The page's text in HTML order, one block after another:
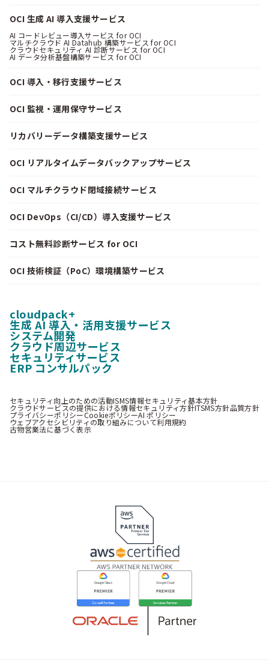
OCI 生成 AI 導入支援サービス
AI コードレビュー導入サービス for OCI
マルチクラウド AI Datahub 構築サービス for OCI
クラウドセキュリティ AI 診断サービス for OCI
AI データ分析基盤構築サービス for OCI
OCI 導入・移行支援サービス
OCI 監視・運用保守サービス
リカバリーデータ構築支援サービス
OCI リアルタイムデータバックアップサービス
OCI マルチクラウド閉域接続サービス
OCI DevOps（CI/CD）導入支援サービス
コスト無料診断サービス for OCI
OCI 技術検証（PoC）環境構築サービス
cloudpack+
生成 AI 導入・活用支援サービス
システム開発
クラウド周辺サービス
セキュリティサービス
ERP コンサルパック
セキュリティ向上のための活動ISMS情報セキュリティ基本方針
クラウドサービスの提供における情報セキュリティ方針ITSMS方針品質方針
プライバシーポリシーCookieポリシーAI ポリシー
ウェブアクセシビリティの取り組みについて利用規約
古物営業法に基づく表示